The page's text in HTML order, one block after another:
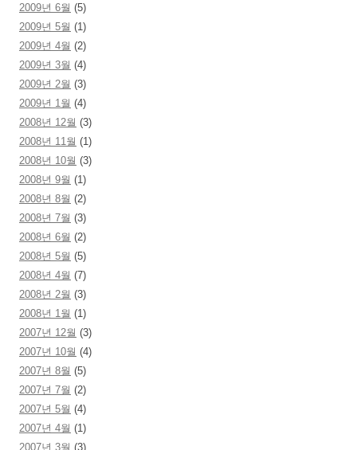
2009년 6월 (5)
2009년 5월 (1)
2009년 4월 (2)
2009년 3월 (4)
2009년 2월 (3)
2009년 1월 (4)
2008년 12월 (3)
2008년 11월 (1)
2008년 10월 (3)
2008년 9월 (1)
2008년 8월 (2)
2008년 7월 (3)
2008년 6월 (2)
2008년 5월 (5)
2008년 4월 (7)
2008년 2월 (3)
2008년 1월 (1)
2007년 12월 (3)
2007년 10월 (4)
2007년 8월 (5)
2007년 7월 (2)
2007년 5월 (4)
2007년 4월 (1)
2007년 3월 (3)